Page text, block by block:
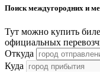
Поиск междугородних и
Тут можно купить
официальных
Откуда
Куда